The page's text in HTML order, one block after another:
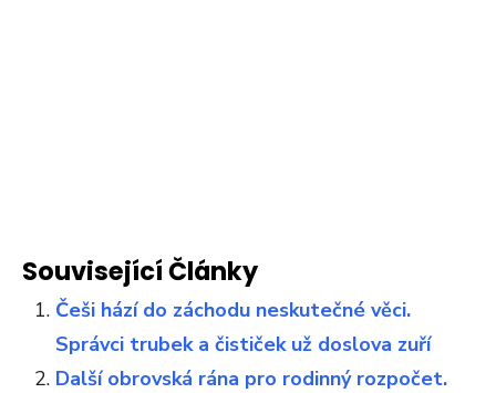
Související Články
Češi hází do záchodu neskutečné věci.
Správci trubek a čističek už doslova zuří
Další obrovská rána pro rodinný rozpočet.